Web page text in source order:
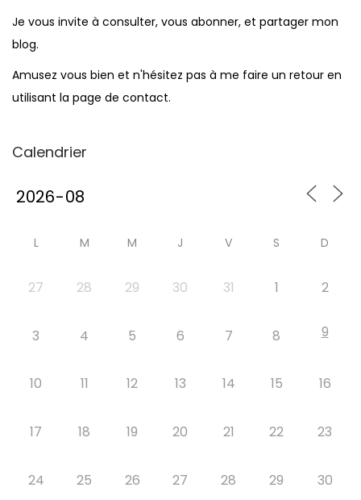
Je vous invite à consulter, vous abonner, et partager mon
blog.
Amusez vous bien et n'hésitez pas à me faire un retour en
utilisant la page de contact.
Calendrier
L M M J V S D
27 28 29 30 31 1 2
3 4 5 6 7 8 9
10 11 12 13 14 15 16
17 18 19 20 21 22 23
24 25 26 27 28 29 30